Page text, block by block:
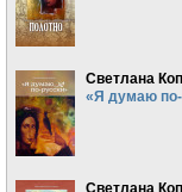
Светлана
«Я думаю по-
Светлана